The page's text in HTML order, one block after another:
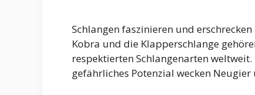
Schlangen faszinieren und
Kobra und die Klapperschlange
respektierten Schlangenarten
gefährliches Potenzial wecken